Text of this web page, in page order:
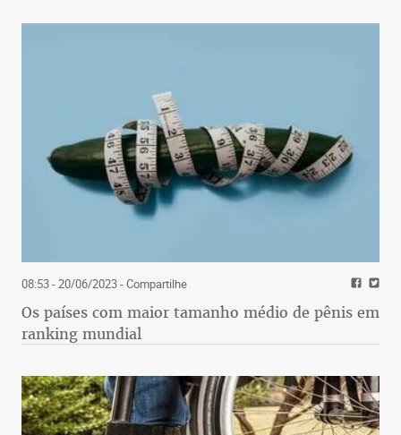
08:53 - 20/06/2023- Compartilhe
Os países com maior tamanho médio de pênis em
ranking mundial